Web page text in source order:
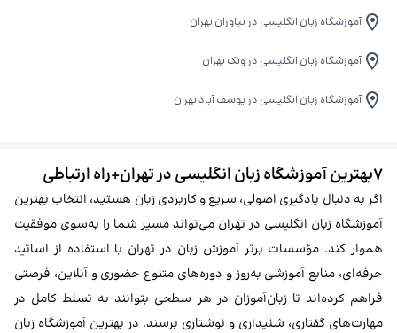
آموزشگاه زبان انگلیسی در نیاوران تهران
آموزشگاه زبان انگلیسی در ونک تهران
آموزشگاه زبان انگلیسی در یوسف آباد تهران
۷بهترین آموزشگاه زبان انگلیسی در تهران+راه ارتباطی
اگر به دنبال یادگیری اصولی، سریع و کاربردی زبان هستید، انتخاب بهترین
آموزشگاه زبان انگلیسی در تهران می‌تواند مسیر شما را به‌سوی موفقیت
هموار کند. مؤسسات برتر آموزش زبان در تهران با استفاده از اساتید
حرفه‌ای، منابع آموزشی به‌روز و دوره‌های متنوع حضوری و آنلاین، فرصتی
فراهم کرده‌اند تا زبان‌آموزان در هر سطحی بتوانند به تسلط کامل در
مهارت‌های گفتاری، شنیداری و نوشتاری برسند. در بهترین آموزشگاه زبان